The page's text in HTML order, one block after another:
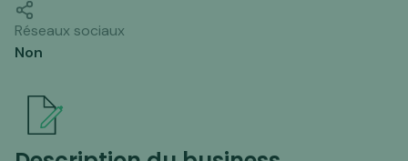
Réseaux sociaux
Non